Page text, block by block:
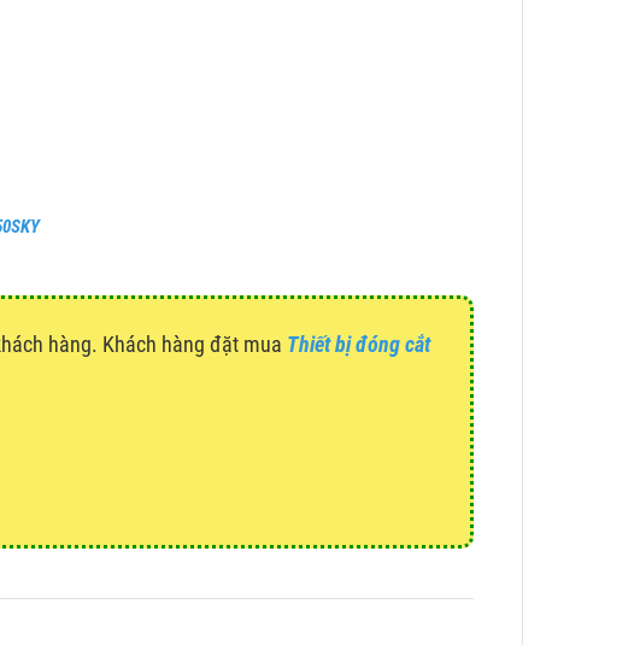
hàng. Khách hàng đặt mua Thiết bị đóng cắt